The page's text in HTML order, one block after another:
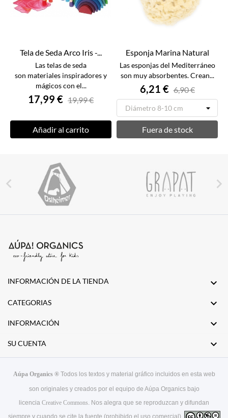
Tela de Seda Arco Iris -...
Las telas de seda
son materiales inspiradores y
mágicos con el...
17,99 € 19,99 €
Añadir al carrito
Esponja Marina Natural
Las esponjas del Mediterráneo
son muy absorbentes. Crean...
6,21 € 6,90 €
Fuera de stock
 
INFORMACIÓN DE LA TIENDA 
CATEGORIAS 
INFORMACIÓN 
SU CUENTA 
Aúpa Organics ® Todos los textos y material gráfico incluidos en esta web
son originales y creados por el equipo de Aúpa Organics bajo
licencia Creative Commons. Nos alegra que se reproduzcan y difundan